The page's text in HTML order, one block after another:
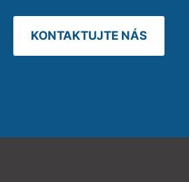
KONTAKTUJTE NÁS